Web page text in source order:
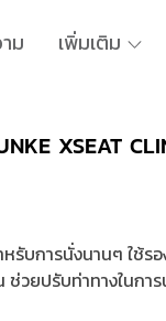
ม เพิ่มเติม
XSEAT
รับการนั่งนานๆ ใช้ร
วยปรับท่าทางในการ